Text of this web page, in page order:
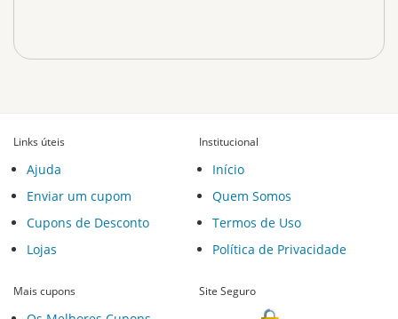
Links úteis
Ajuda
Enviar um cupom
Cupons de Desconto
Lojas
Institucional
Início
Quem Somos
Termos de Uso
Política de Privacidade
Mais cupons Site Seguro